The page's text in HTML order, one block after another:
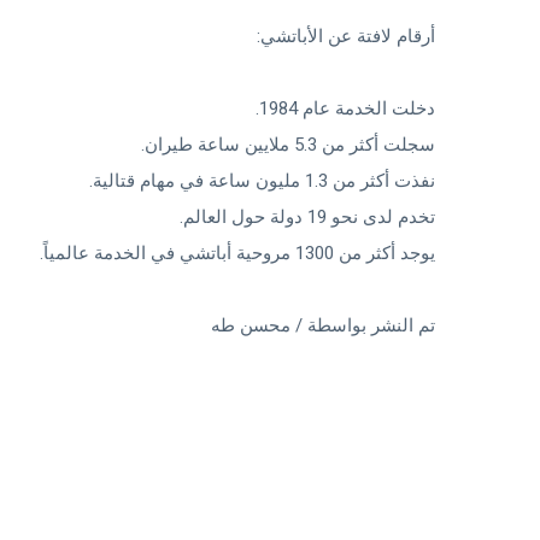
أرقام لافتة عن الأباتشي:
دخلت الخدمة عام 1984.
سجلت أكثر من 5.3 ملايين ساعة طيران.
نفذت أكثر من 1.3 مليون ساعة في مهام قتالية.
تخدم لدى نحو 19 دولة حول العالم.
يوجد أكثر من 1300 مروحية أباتشي في الخدمة عالمياً.
تم النشر بواسطة / محسن طه